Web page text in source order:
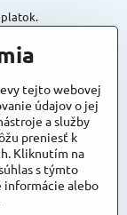
tejto webovej
údajov o jej
a služby
preniesť k
Kliknutím na
s týmto
informácie alebo